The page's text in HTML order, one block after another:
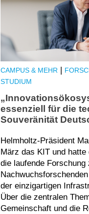
CAMPUS & MEHR |
STUDIUM
essenziell für die
Souveränität
Helmholtz-Präsident
März das KIT und
die laufende
der einzigartigen
Über die zentralen
Gemeinschaft und die